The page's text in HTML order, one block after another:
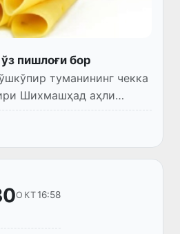
пишлоғи бор
туманининг чекка
Шихмашҳад аҳли
ишлаб чиқарилаётган
пишлоқни харид
ОКТ16:58